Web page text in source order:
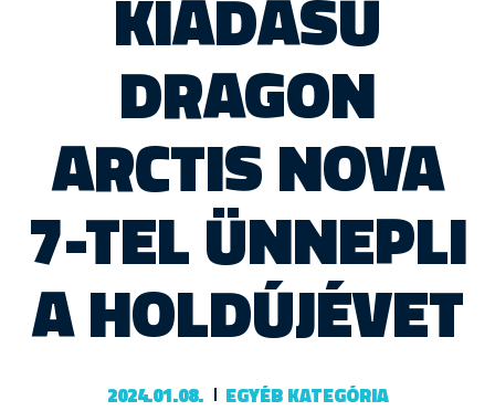
KIADÁSÚ
DRAGON
ARCTIS NOVA
7-TEL ÜNNEPLI
A HOLDÚJÉVET
2024.01.08. EGYÉB KATEGÓRIA